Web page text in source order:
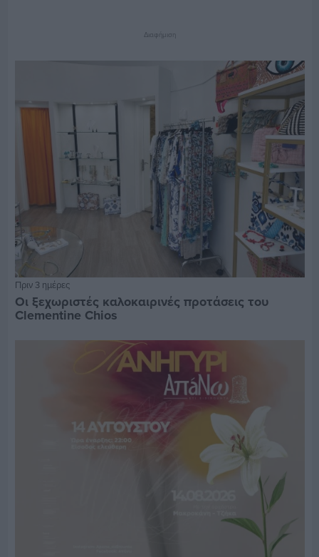
Διαφήμιση
Πριν 3 ημέρες
Οι ξεχωριστές καλοκαιρινές προτάσεις του
Clementine Chios